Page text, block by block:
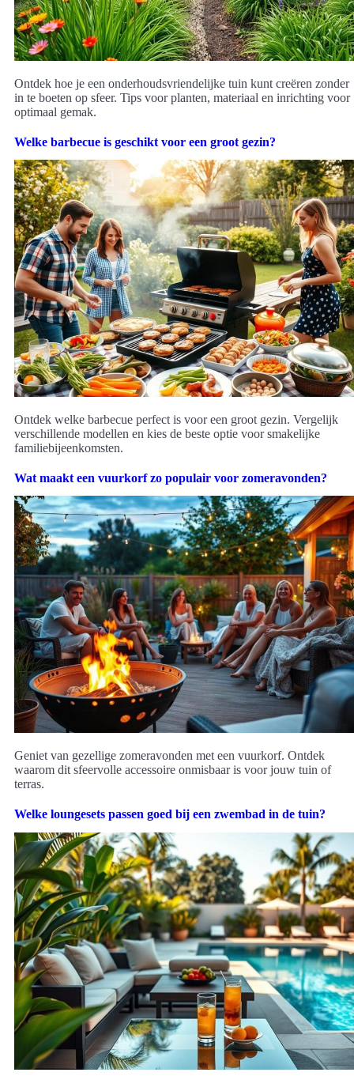
Ontdek hoe je een onderhoudsvriendelijke tuin kunt creëren zonder
in te boeten op sfeer. Tips voor planten, materiaal en inrichting voor
optimaal gemak.
Welke barbecue is geschikt voor een groot gezin?
Ontdek welke barbecue perfect is voor een groot gezin. Vergelijk
verschillende modellen en kies de beste optie voor smakelijke
familiebijeenkomsten.
Wat maakt een vuurkorf zo populair voor zomeravonden?
Geniet van gezellige zomeravonden met een vuurkorf. Ontdek
waarom dit sfeervolle accessoire onmisbaar is voor jouw tuin of
terras.
Welke loungesets passen goed bij een zwembad in de tuin?